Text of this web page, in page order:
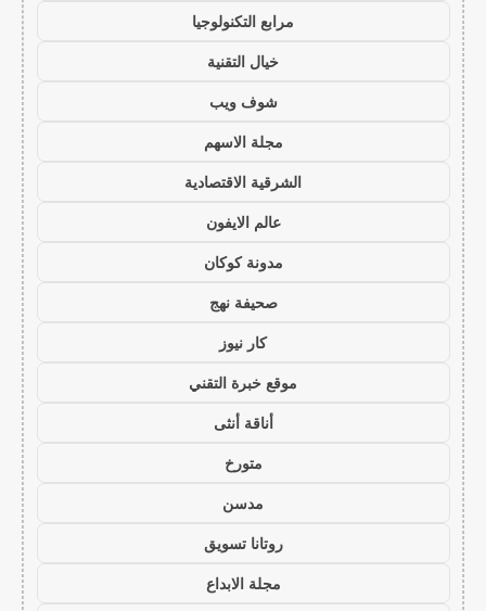
مرابع التكنولوجيا
خيال التقنية
شوف ويب
مجلة الاسهم
الشرقية الاقتصادية
عالم الايفون
مدونة كوكان
صحيفة نهج
كار نيوز
موقع خبرة التقني
أناقة أنثى
متورخ
مدسن
روتانا تسويق
مجلة الابداع